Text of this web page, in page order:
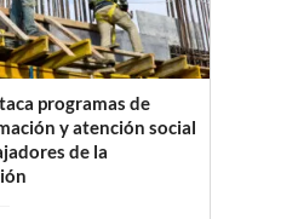
programas de
y atención social
de la